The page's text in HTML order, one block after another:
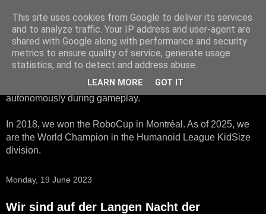
HTWK Robots
We are the HTWK Robots - a robotics football team that
participates in RoboCup Standard Platform League. Here,
all teams compete with identical robots that operate
autonomously during gameplay.
In 2018, we won the RoboCup in Montréal. As of 2025, we
are the World Champion in the Humanoid League KidSize
division.
Monday, 19 June 2023
Wir sind auf der Langen Nacht der
This site uses cookies from Google to deliver its services
and to analyze traffic. Your IP address and user-agent are
shared with Google along with performance and security
metrics to ensure quality of service, generate usage
statistics, and to detect and address abuse.
LEARN MORE GOT IT